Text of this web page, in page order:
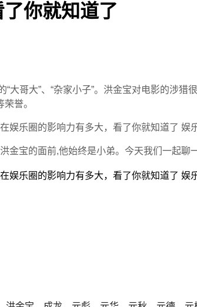
你就知道了
大哥大”、“杂家小子”。洪金宝对电影的涉
誉。
金宝的面前,他始终是小弟。今天我们一起聊